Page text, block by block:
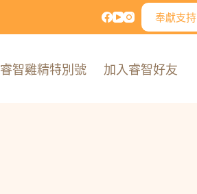
奉獻支持
睿智雞精特別號 加入睿智好友